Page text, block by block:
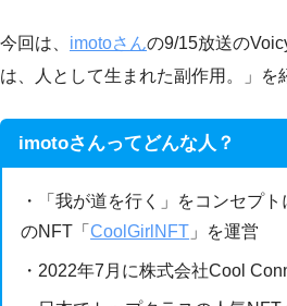
今回は、 imotoさんの9/15放送の
は、人として生まれた副作用。」を
imotoさんってどんな人？
・「我が道を行く」をコンセプ
のNFT「CoolGirlNFT 」を運営
・2022年7月に株式会社Cool